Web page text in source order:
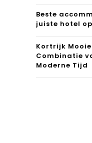
Beste
juiste hotel
Kortrijk
Combinatie
Moderne Tijd